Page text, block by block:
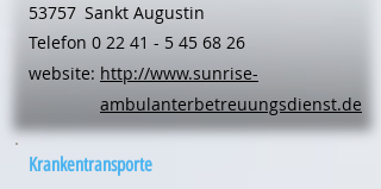
53757 Sankt Augustin
Telefon 0 22 41 - 5 45 68 26
website: http://www.sunrise-
ambulanterbetreuungsdienst.de
Krankentransporte